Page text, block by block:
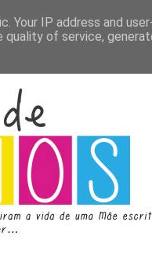
Your IP address and
of service,